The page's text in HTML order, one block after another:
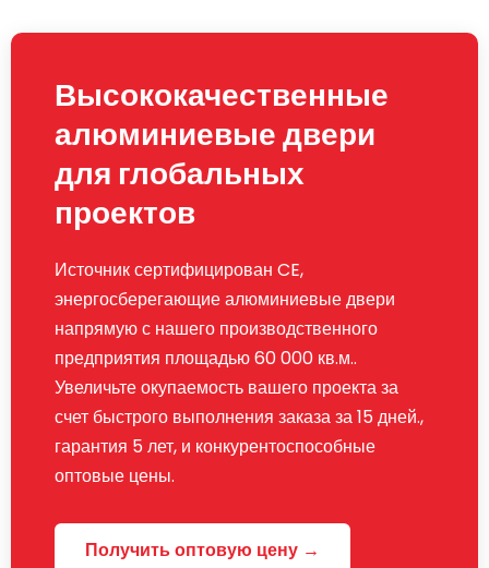
Высококачественные
алюминиевые двери
для глобальных
проектов
Источник сертифицирован CE,
энергосберегающие алюминиевые двери
напрямую с нашего производственного
предприятия площадью 60 000 кв.м..
Увеличьте окупаемость вашего проекта за
счет быстрого выполнения заказа за 15 дней.,
гарантия 5 лет, и конкурентоспособные
оптовые цены.
Получить оптовую цену →